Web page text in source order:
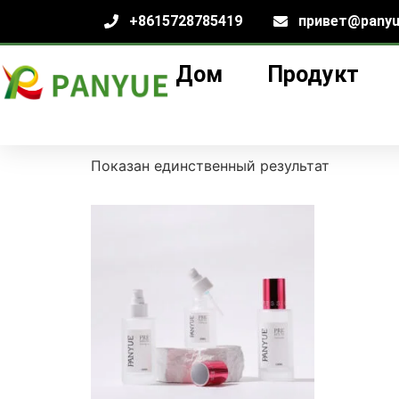
+8615728785419
Дом Продукт
Дом /продукт / Товары с меткой
Матовый
Показан единственный результат